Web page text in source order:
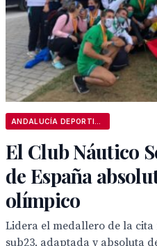
El Club Náutico
de España
olímpico
Lidera el medallero de la
sub23, adaptada y absoluta